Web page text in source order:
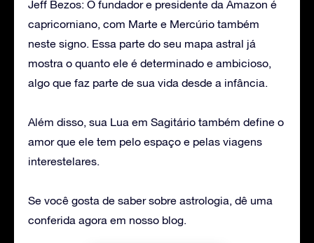
Jeff Bezos: O fundador e presidente da Amazon é
capricorniano, com Marte e Mercúrio também
neste signo. Essa parte do seu mapa astral já
mostra o quanto ele é determinado e ambicioso,
algo que faz parte de sua vida desde a infância.
Além disso, sua Lua em Sagitário também define o
amor que ele tem pelo espaço e pelas viagens
interestelares.
Se você gosta de saber sobre astrologia, dê uma
conferida agora em nosso blog.